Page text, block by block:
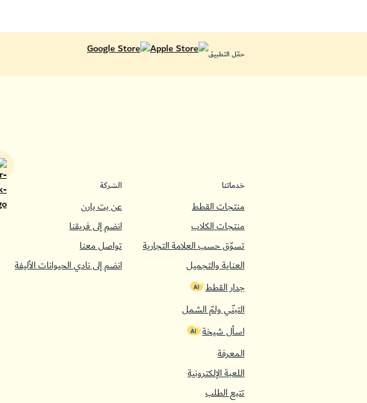
حمّل التطبيق
خدماتنا
منتجات القطط
منتجات الكلاب
تسوّق حسب العلامة التجارية
العناية والتجميل
جدار القطط
التبنّي ولمّ الشمل
اسأل شيخة
المعرفة
اللعبة الإلكترونية
تتبع الطلب
الشركة
عن بت بارن
انضم إلى فريقنا
تواصل معنا
انضم إلى نادي الحيوانات الأليفة